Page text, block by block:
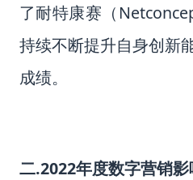
了耐特康赛（
持续不断提升自身创新
成绩。
二.2022年度数字营销